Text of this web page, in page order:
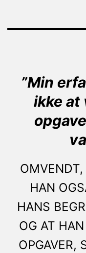
”Min
ikke at
HAN
HANS
OG AT
OPGAVER,